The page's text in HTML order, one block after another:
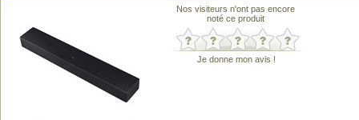
Nos visiteurs n'ont pas encore
noté ce produit
Je donne mon avis !